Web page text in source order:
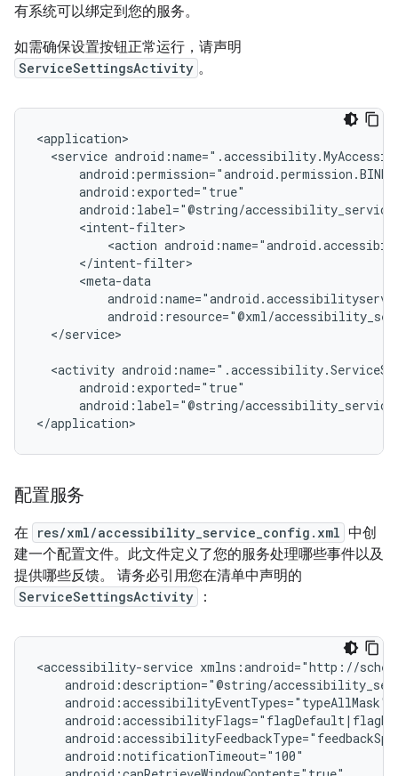
有系统可以绑定到您的服务。
如需确保设置按钮正常运行，请声明
ServiceSettingsActivity 。
<service
<action
android:resource="@xml/
</service>
<activity
android:label="@string/
</application>
配置服务
在 res/xml/accessibility_service_config.xml 中创
建一个配置文件。此文件定义了您的服务处理哪些事件以及
提供哪些反馈。 请务必引用您在清单中声明的
ServiceSettingsActivity ：
<accessibility-service